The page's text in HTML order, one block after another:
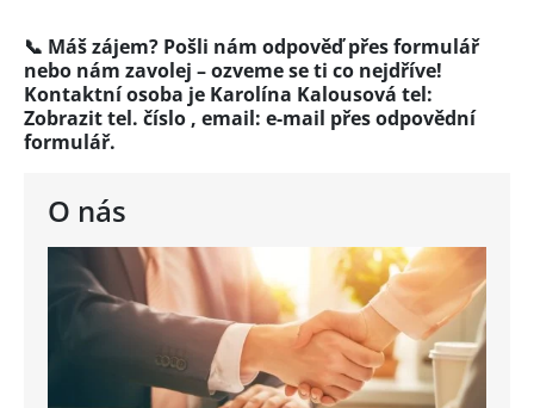
O nás
📞 Máš zájem? Pošli nám odpověď přes formulář
nebo nám zavolej – ozveme se ti co nejdříve!
Kontaktní osoba je Karolína Kalousová tel:
Zobrazit tel. číslo, email: e-mail přesodpovědní
formulář.